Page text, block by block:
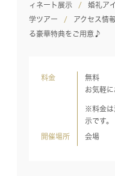
ィネート展示
婚礼ア
学ツアー
アクセス情報
る豪華特典をご用意♪
料金
無料
お気軽に
※料金は
示です。
開催場所 会場